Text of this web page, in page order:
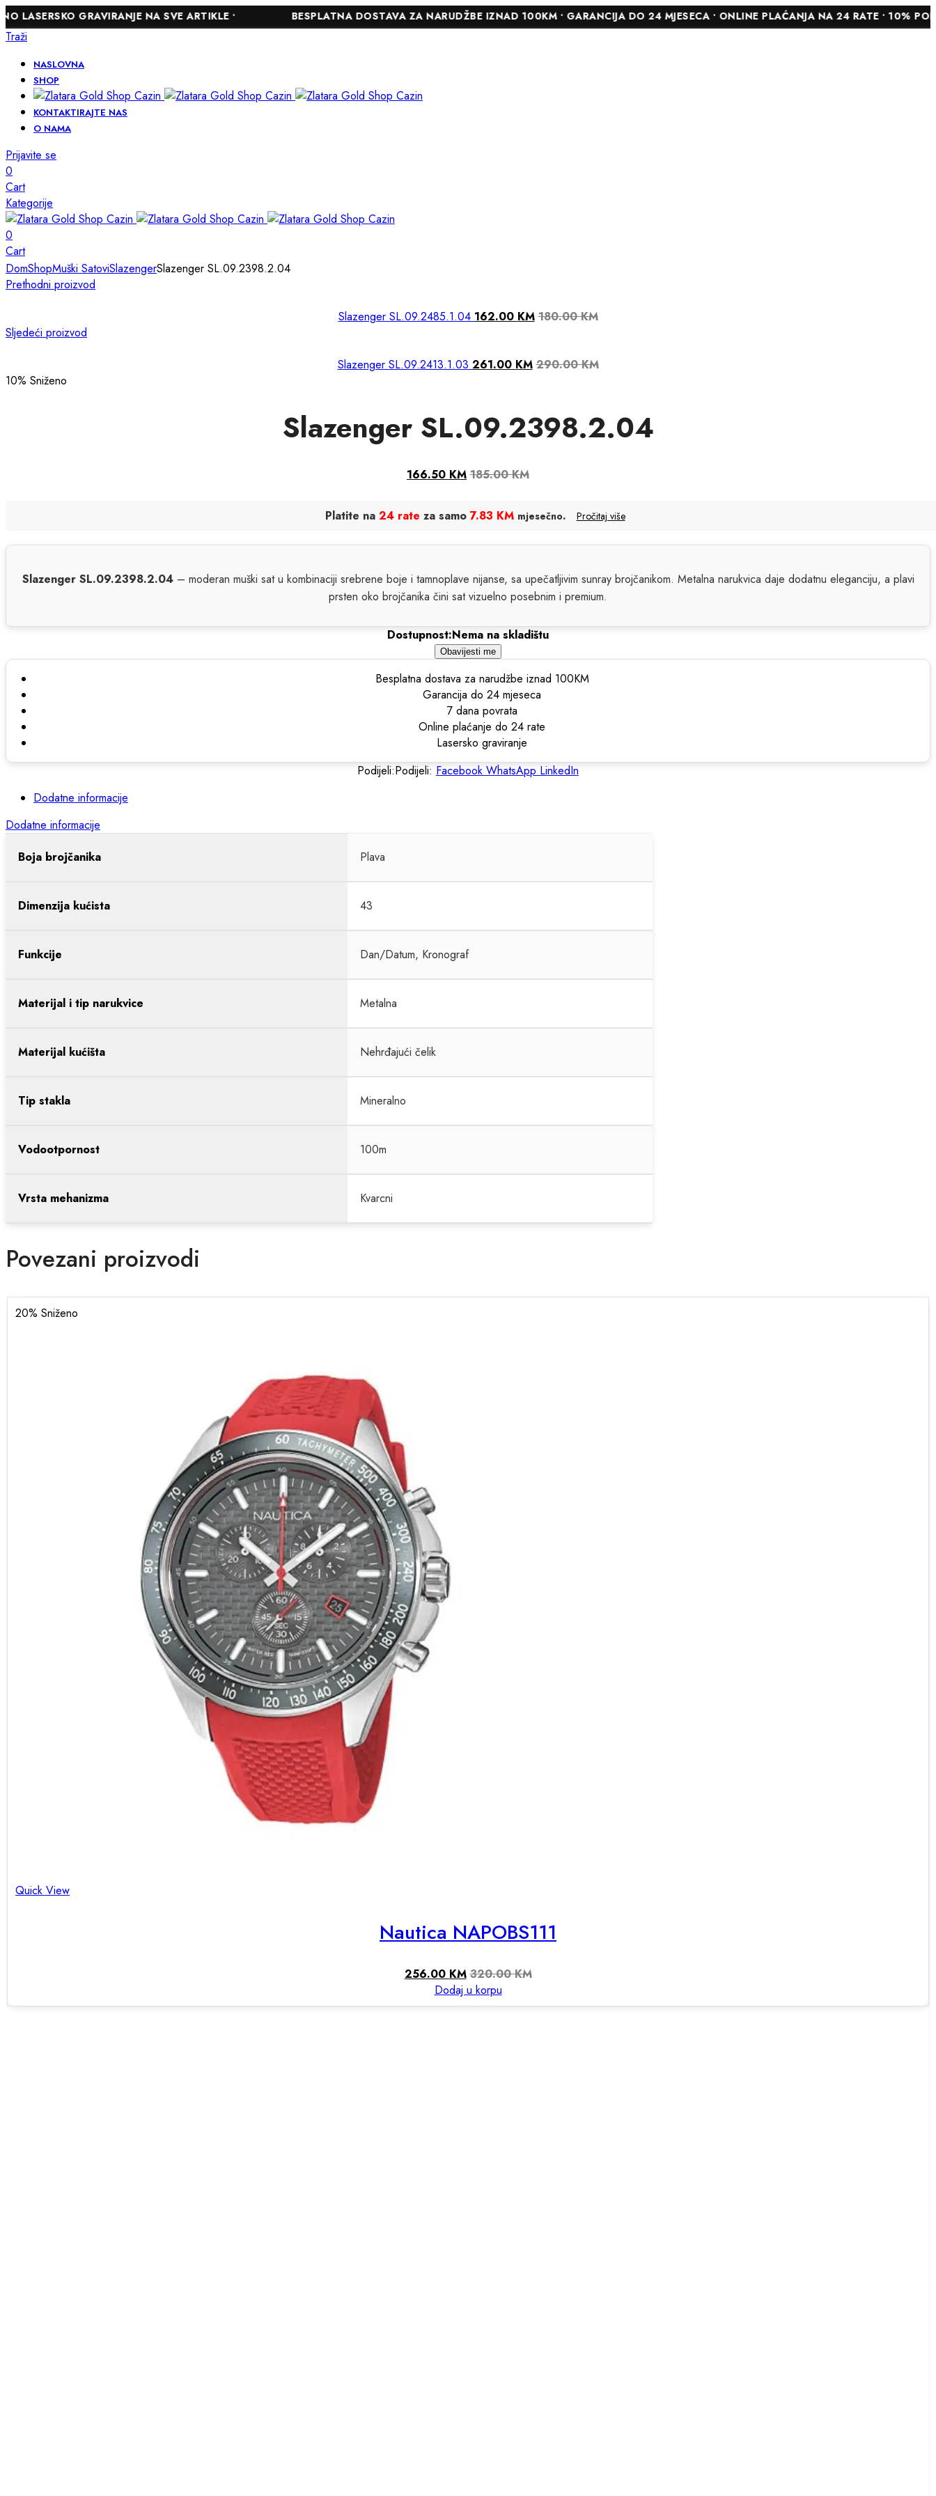
GRAVIRANJE NA SVE ARTIKLE • BESPLATNA DOSTAVA ZA NARUDŽBE IZNAD 100KM • GARANCIJA DO 24 MJESECA • ONLINE PLAĆANJA NA 24 RATE • 10% POPUSTA
Traži
NASLOVNA
SHOP
KONTAKTIRAJTE NAS
O NAMA
Prijavite se
0
Cart
Kategorije
0
Cart
DomShopMuški SatoviSlazengerSlazenger SL.09.2398.2.04
Prethodni proizvod
Slazenger SL.09.2485.1.04 162.00 KM 180.00KM
Sljedeći proizvod
Slazenger SL.09.2413.1.03 261.00 KM 290.00KM
10% Sniženo
Slazenger SL.09.2398.2.04
166.50 KM 185.00KM
Platite na 24 rate za samo 7.83 KM mjesečno. Pročitaj više
Slazenger SL.09.2398.2.04– moderan muški sat u kombinaciji srebrene boje i tamnoplave nijanse, sa upečatljivim sunray brojčanikom. Metalna narukvica daje dodatnu eleganciju, a plavi
prsten oko brojčanika čini sat vizuelno posebnim i premium.
Dostupnost:Nema na skladištu
Obavijesti me
Besplatna dostava za narudžbe iznad 100KM
Garancija do 24 mjeseca
7 dana povrata
Online plaćanje do 24 rate
Lasersko graviranje
Podijeli:Podijeli: Facebook WhatsApp LinkedIn
Dodatne informacije
Dodatne informacije
Boja brojčanika
Plava
Dimenzija kućista 43
Funkcije Dan/Datum, Kronograf
Materijal i tip narukvice Metalna
Materijal kućišta Nehrđajući čelik
Tip stakla Mineralno
Vodootpornost 100m
Vrsta mehanizma Kvarcni
Povezani proizvodi
20% Sniženo
Quick View
Nautica NAPOBS111
256.00 KM 320.00KM
Dodaj u korpu